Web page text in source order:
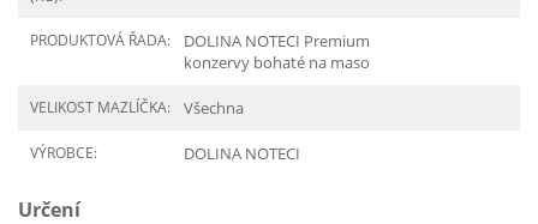
PRODUKTOVÁ ŘADA:
DOLINA NOTECI Premium
konzervy bohaté na maso
VELIKOST MAZLÍČKA: Všechna
VÝROBCE: DOLINA NOTECI
Určení